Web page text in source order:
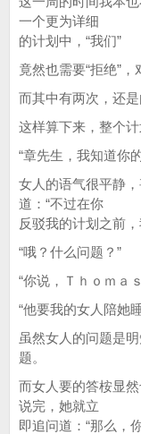
一个更为详细
的计划中，“我们”
竟然也需要“拒绝”，
而其中有两次，还是
这样算下来，整个
“章先生，我知道你
女人的语气很平静
道：“不过在你
反驳我的计划之前
“哦？什么问题？”
“你说，Ｔｈｏｍａ
“他要我的女人陪她
虽然女人的问题是
题。
而女人要的答桉显
说完，她就立
即追问道：“那么，